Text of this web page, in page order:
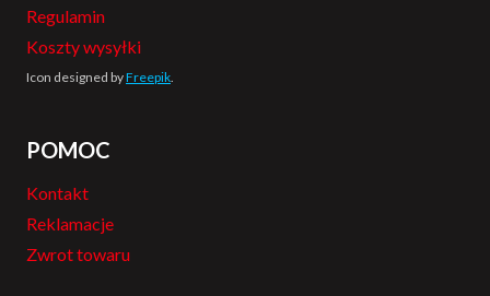
Regulamin
Koszty wysyłki
Icon designed byFreepik.
POMOC
Kontakt
Reklamacje
Zwrot towaru